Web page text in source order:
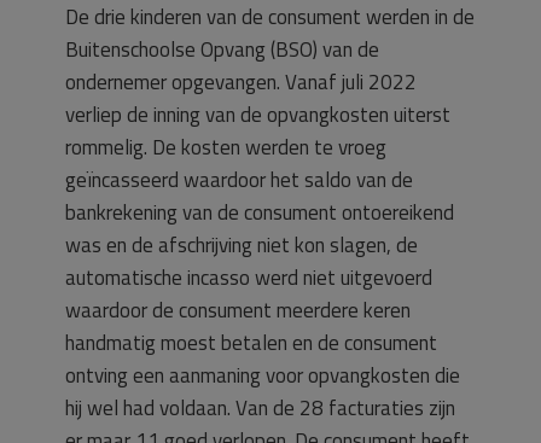
De drie kinderen van de consument werden in de
Buitenschoolse Opvang (BSO) van de
ondernemer opgevangen. Vanaf juli 2022
verliep de inning van de opvangkosten uiterst
rommelig. De kosten werden te vroeg
geïncasseerd waardoor het saldo van de
bankrekening van de consument ontoereikend
was en de afschrijving niet kon slagen, de
automatische incasso werd niet uitgevoerd
waardoor de consument meerdere keren
handmatig moest betalen en de consument
ontving een aanmaning voor opvangkosten die
hij wel had voldaan. Van de 28 facturaties zijn